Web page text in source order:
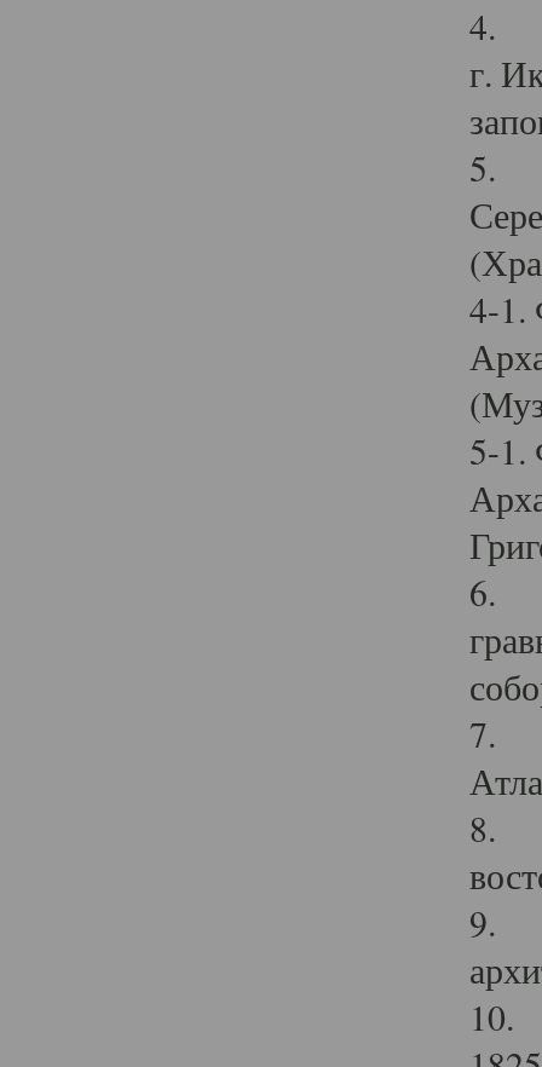
4.
г.
5.
4-1.
5-1.
6.
7.
8.
9.
10.